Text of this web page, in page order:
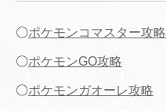
〇ポケモンコマスター攻略
〇ポケモンGO攻略
〇ポケモンガオーレ攻略